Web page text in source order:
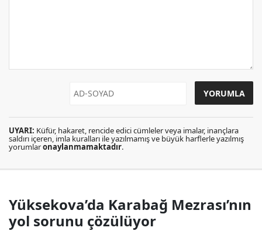
UYARI: Küfür, hakaret, rencide edici cümleler veya imalar, inançlara
saldırı içeren, imla kuralları ile yazılmamış ve büyük harflerle yazılmış
yorumlaronaylanmamaktadır.
Yüksekova’da Karabağ Mezrası’nın
yol sorunu çözülüyor